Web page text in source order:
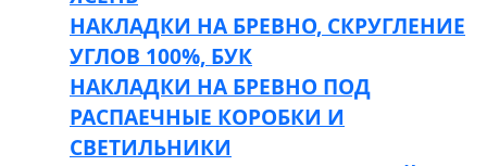
НАКЛАДКИ НА БРЕВНО, СКРУГЛЕНИЕ
УГЛОВ 100%, БУК
НАКЛАДКИ НА БРЕВНО ПОД
РАСПАЕЧНЫЕ КОРОБКИ И
СВЕТИЛЬНИКИ